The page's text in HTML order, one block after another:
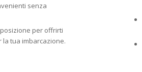
senza
per offrirti
tua imbarcazione.